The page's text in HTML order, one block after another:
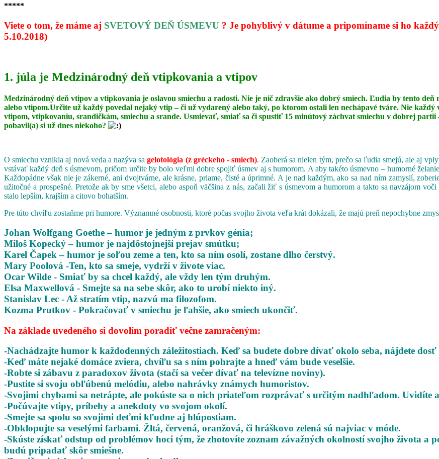
*****
Viete o tom, že máme aj SVETOVÝ DEŇ ÚSMEVU ? Je pohyblivý v dátume a pripomíname si ho
5.10.2018)
1. júla je Medzinárodný deň vtipkovania a vtipov
Medzinárodný deň vtipov a vtipkovania je oslavou smiechu a radosti. Nie je nič zdravšie ako dobrý smiech. Ľudia by tento
alebo vtipom.Určite už každý povedal nejaký vtip – či už vydarený alebo taký, po ktorom ostali len nechápavé tváre. Nie
vtipom, vtipkovaniu, srandičkám, smiechu a srande. Usmievať, smiať sa či spustiť 15 minútový záchvat smiechu v dobrej
pobavil(a) si už dnes niekoho?
O smiechu vznikla aj nová veda a nazýva sagelotológia (z gréckeho - smiech). Zaoberá sa nielen tým, prečo sa ľudia smejú, ale aj
vstávať každý deň s úsmevom, pričom určite by bolo veľmi dobre spojiť úsmev aj s humorom. A aby takéto úsmevno – humorné
Každopádne však nie je zákerné, ani dvojtvárne, ale krásne, priame, čisté a úprimné. A je nad každým, ako sa nad ním zamyslí,
užitočné a prospešné. Pretože ak by sme všetci, alebo aspoň väčšina z nás, začali žiť s úsmevom a humorom a takto sa navzájom
stalo lepším, krajším a citovo bohatším.
Pre túto chvíľu zostaňme pri humore. Významné osobnosti, ktoré počas svojho života veľa krát dokázali, že majú preň nepochybne
Johan Wolfgang Goethe – humor je jedným z prvkov génia;
Miloš Kopecký – humor je najdôstojnejší prejav smútku;
Karel Čapek – humor je soľou zeme a ten, kto sa ním osolí, zostane dlho čerstvý.
Mary Poolová -Ten, kto sa smeje, vydrží v živote viac.
Ocar Wilde - Smiať by sa chcel každý, ale vždy len tým druhým.
Elsa Maxwellová - Smejte sa na sebe skôr, ako to urobí niekto iný.
Stanislav Lec - Až stratím vtip, nazvú ma filozofom.
Kozma Prutkov - Pokračovať v smiechu je ľahšie, ako smiech ukončiť.
Na základe uvedeného si dovolím poradiť večne zamračeným:
-Nachádzajte humor k každodenných záležitostiach. Keď sa budete dobre dívať okolo seba, nájdete dosť
-Keď máte nejaké domáce zviera, chvíľu sa s ním pohrajte a hneď vám bude veselšie.
-Robte si zábavu z paradoxov života (stačí sa večer dívať na televízne noviny).
-Pustite si svoju obľúbenú melódiu, alebo nahrávky známych humoristov.
-Svojimi chybami sa netrápte, ale pokúste sa o nich priateľom rozprávať s určitým nadhľadom. Uvidíte
-Počúvajte vtipy, príbehy a anekdoty vo svojom okolí.
-Smejte sa spolu so svojimi deťmi kľudne aj hlúpostiam.
-Obklopujte sa veselými farbami. Žltá, červená, oranžová, či hráškovo zelená sú najviac v móde.
-Skúste získať odstup od problémov hoci tým, že zhotovíte zoznam závažných okolností svojho života a
budú pripadať skôr smiešne.